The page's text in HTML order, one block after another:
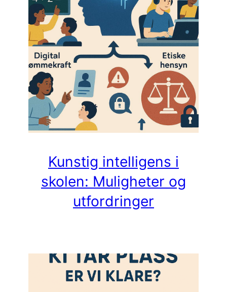
Kunstig intelligens i
skolen: Muligheter og
utfordringer